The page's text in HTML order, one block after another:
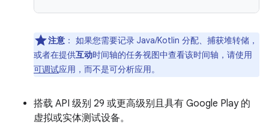
注意 ： 如果您需要记录 Java/Kotlin 分配、捕获堆转储，
或者在提供互动时间轴的任务视图中查看该时间轴，请使用
可调试应用，而不是可分析应用。
搭载 API 级别 29 或更高级别且具有 Google Play 的
虚拟或实体测试设备。